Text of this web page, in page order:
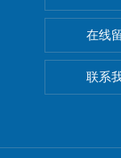
在线
联系